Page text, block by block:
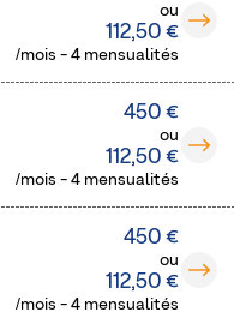
ou
112,50 €
/mois - 4 mensualités
450 €
ou
112,50 €
/mois - 4 mensualités
450 €
ou
112,50 €
/mois - 4 mensualités